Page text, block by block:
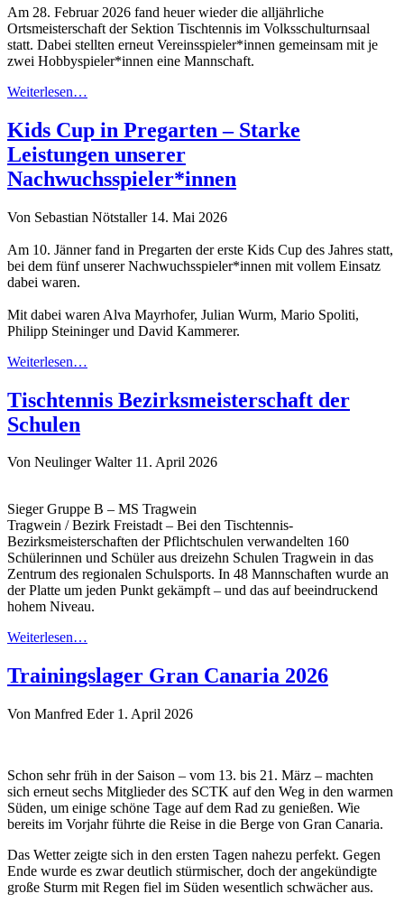
Am 28. Februar 2026 fand heuer wieder die alljährliche
Ortsmeisterschaft der Sektion Tischtennis im Volksschulturnsaal
statt. Dabei stellten erneut Vereinsspieler*innen gemeinsam mit je
zwei Hobbyspieler*innen eine Mannschaft.
Weiterlesen…
Kids Cup in Pregarten – Starke
Leistungen unserer
Nachwuchsspieler*innen
Von Sebastian Nötstaller 14. Mai 2026
Am 10. Jänner fand in Pregarten der erste Kids Cup des Jahres statt,
bei dem fünf unserer Nachwuchsspieler*innen mit vollem Einsatz
dabei waren.
Mit dabei waren Alva Mayrhofer, Julian Wurm, Mario Spoliti,
Philipp Steininger und David Kammerer.
Weiterlesen…
Tischtennis Bezirksmeisterschaft der
Schulen
Von Neulinger Walter 11. April 2026
Sieger Gruppe B – MS Tragwein
Tragwein / Bezirk Freistadt – Bei den Tischtennis-
Bezirksmeisterschaften der Pflichtschulen verwandelten 160
Schülerinnen und Schüler aus dreizehn Schulen Tragwein in das
Zentrum des regionalen Schulsports. In 48 Mannschaften wurde an
der Platte um jeden Punkt gekämpft – und das auf beeindruckend
hohem Niveau.
Weiterlesen…
Trainingslager Gran Canaria 2026
Von Manfred Eder 1. April 2026
Schon sehr früh in der Saison – vom 13. bis 21. März – machten
sich erneut sechs Mitglieder des SCTK auf den Weg in den warmen
Süden, um einige schöne Tage auf dem Rad zu genießen. Wie
bereits im Vorjahr führte die Reise in die Berge von Gran Canaria.
Das Wetter zeigte sich in den ersten Tagen nahezu perfekt. Gegen
Ende wurde es zwar deutlich stürmischer, doch der angekündigte
große Sturm mit Regen fiel im Süden wesentlich schwächer aus.